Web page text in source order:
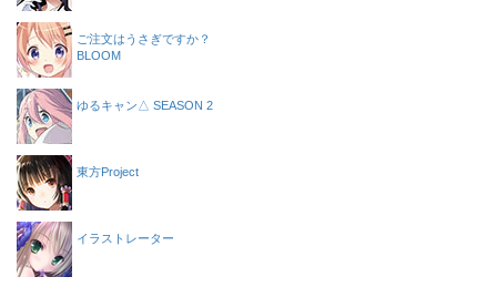
ご注文はうさぎですか？
BLOOM
ゆるキャン△ SEASON 2
東方Project
イラストレーター